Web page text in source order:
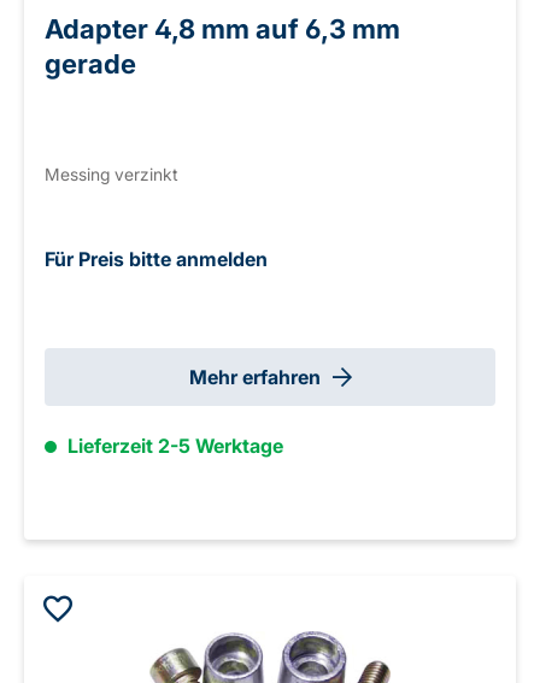
Adapter 4,8 mm auf 6,3 mm
gerade
Messing verzinkt
Für Preis bitte anmelden
Mehr erfahren
Lieferzeit 2-5 Werktage